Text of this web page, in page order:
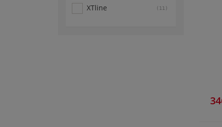
XTline (11)